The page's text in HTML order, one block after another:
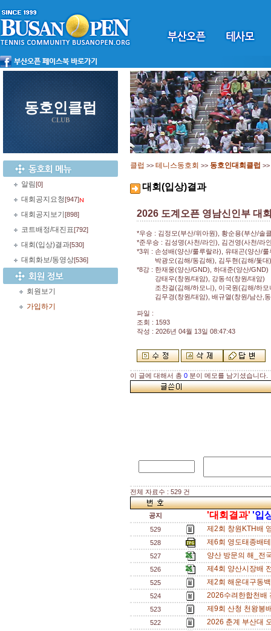
동호인클럽
CLUB
알림[0]
대회공지요청[947]
대회공지보기 [898]
코트배정/대진표[792]
대회(입상)결과[530]
대회화보/동영상[536]
회원보기
가입하기
클럽 >> 테니스동호회 >> 동호인대회클럽 >>
대회(입상)결과
2026 도계오픈 영남신인부 대
*우승 : 김정모(부산/위아원), 황순용(부산/솔
*준우승 : 김성명(사천/라인), 김건영(사천/라
*3위 : 손성배(양산/룰루랄라), 유태곤(양산/룰
박광오(김해/동김해), 김두현(김해/돛대)
*8강 : 한재웅(양산/GND), 하대준(양산/GND)
강태우(창원/대암), 강동석(창원/대암)
조찬걸(김해/하모니), 이국원(김해/하모
김무경(창원/대암), 배규열(창원/남산,동
파일 :
조회 : 1593
작성 : 2026년 04월 13일 08:47:43
이 글에 대해서 총 0 분이 메모를 남기셨습니다.
전체 자료수 : 529 건
공지 '대회결과' '입
529 제2회 창원KTH배
528 제6회 영도태종배
527 양산 방문의 해_전
526 제4회 양산시장배
525 제2회 해운대구동
524 2026수려한합천배
523 제9회 산청 천왕봉
522 2026 춘계 부산대